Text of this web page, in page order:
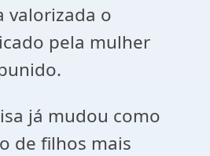
valorizada o
pela mulher
já mudou como
de filhos mais